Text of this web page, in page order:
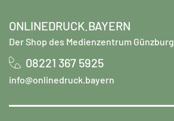
ONLINEDRUCK.BAYERN
Der Shop des Medienzentrum Günzburg
08221 367 5925
info@onlinedruck.bayern